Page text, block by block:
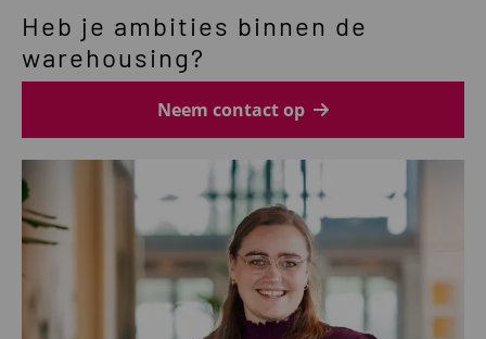
over
Logistics
Officer
Heb je ambities binnen de
warehousing?
Neem contact op